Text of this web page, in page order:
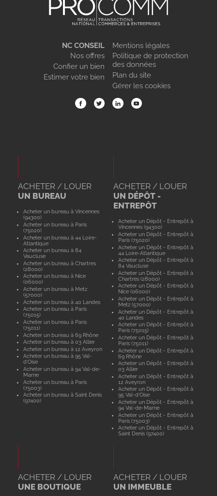
NC CONSEIL
Nos offres
Confier un bien
Estimer votre bien
Mentions légales
Politique de protection
des données
Plan du site
Gérer les cookies
ACHETER / LOUER
UN BUREAU
Acheter un bureau à Vincennes
(94300)
Acheter un bureau à Paris
(75020)
Acheter un bureau à 44 Loire-
Atlantique
Acheter un bureau à 84
Vaucluse
Acheter un bureau à Chartres
(28000)
Acheter un bureau à Nice
(06000)
Acheter un bureau à Metz
(57000)
Acheter un bureau à 40 Landes
Acheter un bureau à Paris
(75015)
Acheter un bureau à Paris
(75011)
Acheter un bureau à 69 Rhône
Acheter un bureau à 03 Allier
Acheter un bureau à 12 Aveyron
Acheter un bureau à 95 Val-
d'Oise
Acheter un bureau à 94 Val-de-
Marne
Acheter un bureau à Paris
(75003)
Acheter un bureau à Saint Denis
(97400)
ACHETER / LOUER
UN DÉPÔT -
ENTREPÔT
Acheter un Dépôt - Entrepôt à
Vincennes (94300)
Acheter un Dépôt - Entrepôt à
Paris (75020)
Acheter un Dépôt - Entrepôt à
44 Loire-Atlantique
Acheter un Dépôt - Entrepôt à
84 Vaucluse
Acheter un Dépôt - Entrepôt à
Chartres (28000)
Acheter un Dépôt - Entrepôt à
Nice (06000)
Acheter un Dépôt - Entrepôt à
Metz (57000)
Acheter un Dépôt - Entrepôt à
40 Landes
Acheter un Dépôt - Entrepôt à
Paris (75015)
Acheter un Dépôt - Entrepôt à
Paris (75011)
Acheter un Dépôt - Entrepôt à
69 Rhône
Acheter un Dépôt - Entrepôt à
03 Allier
Acheter un Dépôt - Entrepôt à
12 Aveyron
Acheter un Dépôt - Entrepôt à
95 Val-d'Oise
Acheter un Dépôt - Entrepôt à
94 Val-de-Marne
Acheter un Dépôt - Entrepôt à
Paris (75003)
Acheter un Dépôt - Entrepôt à
Saint Denis (97400)
ACHETER / LOUER
UNE BOUTIQUE
ACHETER / LOUER
UN IMMEUBLE